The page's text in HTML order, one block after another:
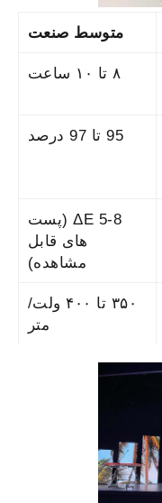
متوسط صنعت
۸ تا ۱۰ ساعت
95 تا 97 درصد
ΔE 5-8 (پست
های قابل
مشاهده)
۳۵۰ تا ۴۰۰ ولت/
متر